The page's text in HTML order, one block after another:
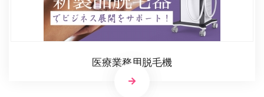
医療業務用脱毛機